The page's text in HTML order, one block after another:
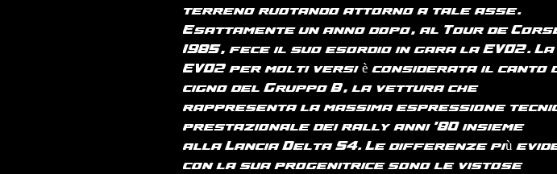
terreno ruotando attorno a tale asse.
Esattamente un anno dopo, al Tour de
1985, fece il suo esordio in gara la EVO2. La
EVO2 per molti versi è considerata il canto
cigno del Gruppo B, la vettura che
rappresenta la massima espressione
prestazionale dei rally anni '80 insieme
alla Lancia Delta S4. Le differenze più
con la sua progenitrice sono le vistose